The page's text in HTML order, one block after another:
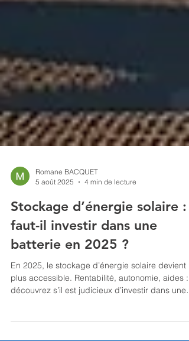
5 août 2025
4 min de lecture
Stockage d’énergie solaire :
faut-il investir dans une
batterie en 2025 ?
En 2025, le stockage d’énergie solaire devient
batterie.